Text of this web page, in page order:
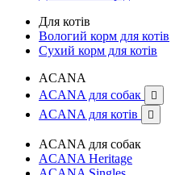
Для котів
Вологий корм для котів
Сухий корм для котів
ACANA
ACANA для собак

ACANA для котів 
ACANA для собак
ACANA Heritage